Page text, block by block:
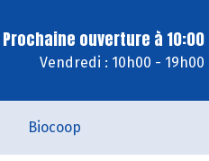
Prochaine ouverture à 10:00
Vendredi : 10h00 - 19h00
Biocoop